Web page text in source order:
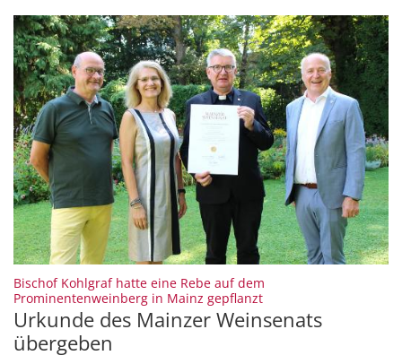
Bischof Kohlgraf hatte eine Rebe auf dem
Prominentenweinberg in Mainz gepflanzt:
Urkunde des Mainzer Weinsenats
übergeben